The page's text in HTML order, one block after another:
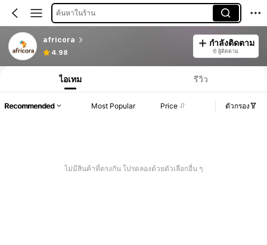
ค้นหาในร้าน
africora
4.98
กำลังติดตาม
6 ผู้ติดตาม
ไอเทม รีวิว
Recommended Most Popular Price ตัวกรอง
ไม่มีสินค้าที่ตรงกัน โปรดลองด้วยตัวเลือกอื่น ๆ